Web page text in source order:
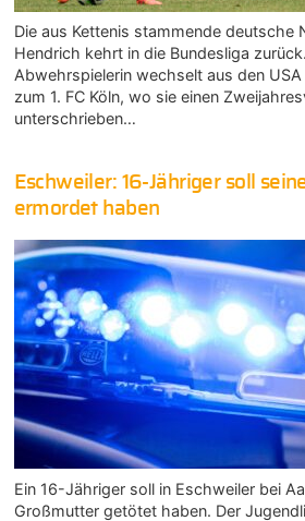
Die aus Kettenis stammende deutsche
Hendrich kehrt in die Bundesliga
Abwehrspielerin wechselt aus den
zum 1. FC Köln, wo sie einen
unterschrieben…
Eschweiler: 16-Jähriger soll
ermordet haben
Ein 16-Jähriger soll in Eschweiler bei
Großmutter getötet haben. Der